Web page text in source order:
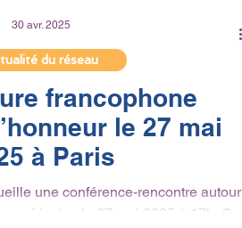
francophone
le 27 mai
à Paris
une conférence-rencontre autour
africaine le 27 mai 2025 à 17h. Ce
du réseau
30 avr. 2025